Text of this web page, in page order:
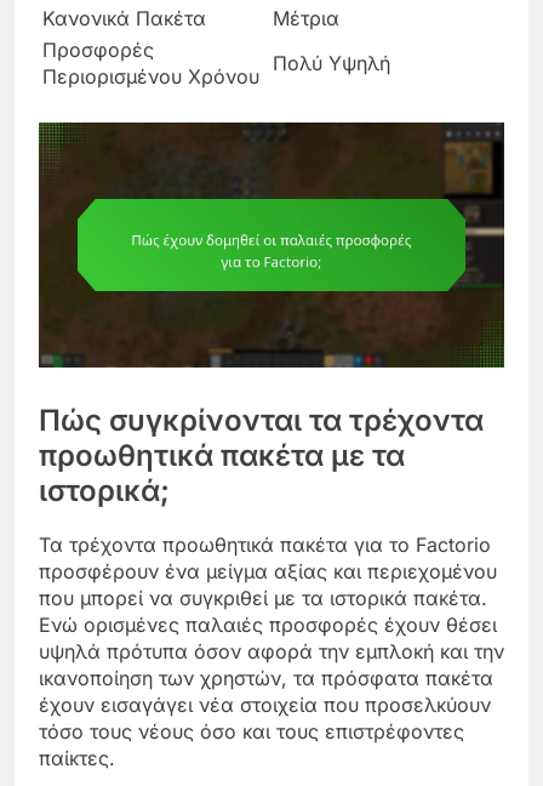
Κανονικά Πακέτα
Μέτρια
Προσφορές
Περιορισμένου Χρόνου
Πολύ Υψηλή
Πώς συγκρίνονται τα τρέχοντα
προωθητικά πακέτα με τα
ιστορικά;
Τα τρέχοντα προωθητικά πακέτα για το Factorio
προσφέρουν ένα μείγμα αξίας και περιεχομένου
που μπορεί να συγκριθεί με τα ιστορικά πακέτα.
Ενώ ορισμένες παλαιές προσφορές έχουν θέσει
υψηλά πρότυπα όσον αφορά την εμπλοκή και την
ικανοποίηση των χρηστών, τα πρόσφατα πακέτα
έχουν εισαγάγει νέα στοιχεία που προσελκύουν
τόσο τους νέους όσο και τους επιστρέφοντες
παίκτες.